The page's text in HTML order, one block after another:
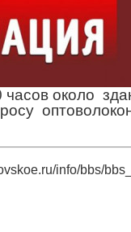
часов около
info/bbs/